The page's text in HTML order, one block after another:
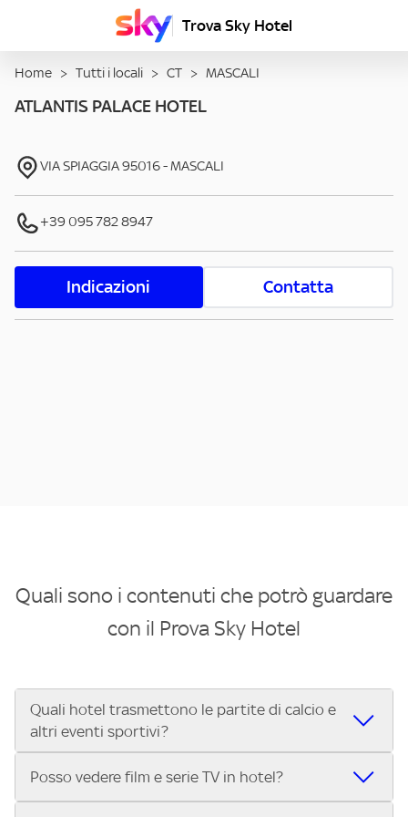
Trova Sky Hotel
Home > Tutti i locali > CT > MASCALI
ATLANTIS PALACE HOTEL
VIA SPIAGGIA95016-MASCALI
+39 095 782 8947
Indicazioni Contatta
Quali sono i contenuti che potrò guardare
con il Prova Sky Hotel
Quali hotel trasmettono le partite di calcio e
altri eventi sportivi?
Se cerchi un hotel dove poter vedere le partite di Serie A,
Posso vedere film e serie TV in hotel?